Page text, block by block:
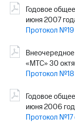
Годовое
июня 2007
Протокол
«МТС» 30
Протокол
Годовое
июня 2006
Протокол